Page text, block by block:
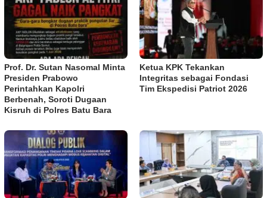
Prof. Dr. Sutan Nasomal Minta
Presiden Prabowo
Perintahkan Kapolri
Berbenah, Soroti Dugaan
Kisruh di Polres Batu Bara
Ketua KPK Tekankan
Integritas sebagai Fondasi
Tim Ekspedisi Patriot 2026